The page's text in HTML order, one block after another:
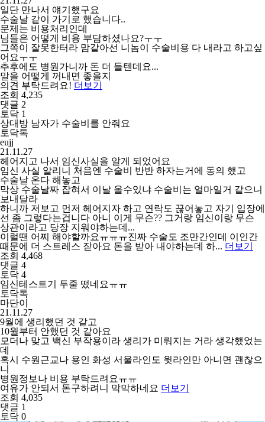
일단 만나서 얘기했구요
수술날 같이 가기로 했습니다..
문제는 비용처리인데
님들은 어떻게 비용 부담하셨나요?ㅜㅜ
그쪽이 잘못한터라 맘같아선 니놈이 수술비용 다 내라고 하고싶
어요ㅜㅜ
추후에도 병원가니까 돈 더 들텐데요...
말을 어떻게 꺼내면 좋을지
의견 부탁드려요! 더보기
조회 4,235
댓글 2
토닥 1
상대방 남자가 수술비를 안줘요
토닥톡
eujj
21.11.27
헤어지고 나서 임신사실을 알게 되었어요
임신 사실 알리니 처음엔 수술비 반반 하자는거에 동의 했고
수술날 온다 해놓고
막상 수술날짜 잡혀서 이날 올수있냐 수술비는 얼마일거 같으니
보내달라
하니까 저보고 먼저 헤어지자 하고 연락도 끊어놓고 자기 입장에
선 좀 그렇다는겁니다 아니 이게 무슨?? 그거랑 임신이랑 무슨
상관이라고 당장 지워야하는데...
이럴땐 어찌 해야할까요ㅠㅠㅠ진짜 수술도 조만간인데 이인간
때문에 더 스트레스 잗아요 돈을 받아 내야하는데 하... 더보기
조회 4,468
댓글 4
토닥 4
임신테스트기 두줄 떴네요ㅠㅠ
토닥톡
마단이
21.11.27
9월에 생리했던 것 같고
10월부터 안했던 것 같아요
모더나 맞고 백신 부작용이라 생리가 미뤄지는 거라 생각했었는
데
혹시 수원근교나 용인 화성 서울라인도 윗라인만 아니면 괜찮으
니
병원정보나 비용 부탁드려요ㅠㅠ
여유가 안되서 돈구하려니 막막하네요 더보기
조회 4,035
댓글 1
토닥 0